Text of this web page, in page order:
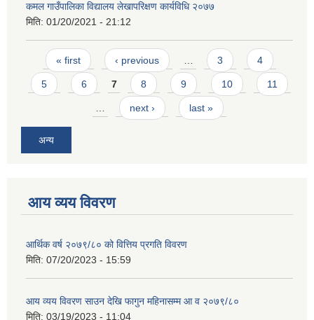
कमल गाउँपालिका विद्यालय लेखापरिक्षण कार्यविधि २०७७
मिति: 01/20/2021 - 21:12
Pages
« first ‹ previous 3 4
5 6 7 8 9 10 11
next › last »
अन्य
आय व्यय विवरण
आर्थिक वर्ष २०७९/८० को वित्तिय प्रगति विवरण
मिति: 07/20/2023 - 15:59
आय व्यय विवरण साउन देखि फागुन महिनासम्म आ व २०७९/८०
मिति: 03/19/2023 - 11:04